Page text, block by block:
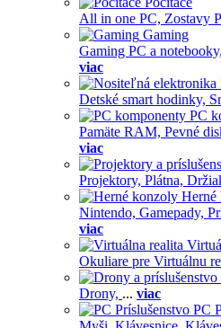
All in one PC, Zostavy
Gaming
Gaming PC a notebooky,
viac
Detské smart hodinky,
PC
Pamäte RAM, Pevné
viac
Projektory, Plátna,
Herné
Nintendo, Gamepady,
viac
Okuliare pre Virtuálnu
Drony, ... viac
PC